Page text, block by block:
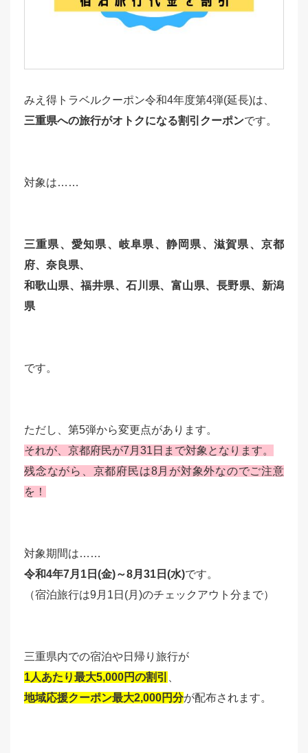
みえ得トラベルクーポン令和4年度第4弾(延長)は、
三重県への旅行がオトクになる割引クーポンです。
対象は……
三重県、愛知県、岐阜県、静岡県、滋賀県、京都
府、奈良県、
和歌山県、福井県、石川県、富山県、長野県、新潟
県
です。
ただし、第5弾から変更点があります。
それが、京都府民が7月31日まで対象となります。
残念ながら、京都府民は8月が対象外なのでご注意
を！
対象期間は……
令和4年7月1日(金)～8月31日(水)です。
（宿泊旅行は9月1日(月)のチェックアウト分まで）
三重県内での宿泊や日帰り旅行が
1人あたり最大5,000円の割引
地域応援クーポン最大2,000円分が配布されます。